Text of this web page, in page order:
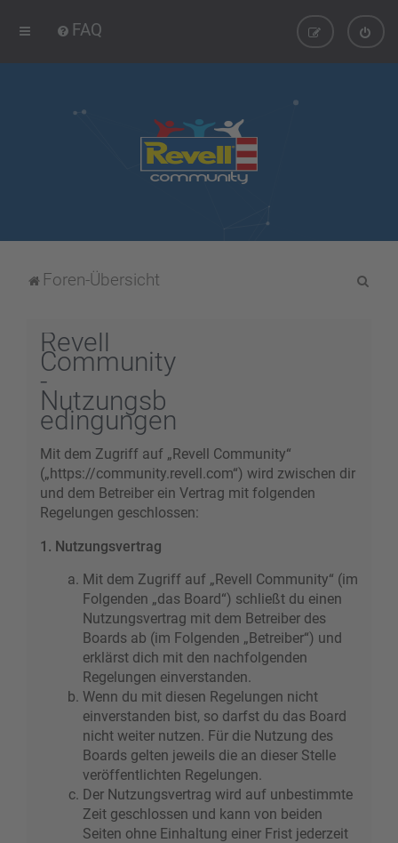
FAQ
Foren-Übersicht
Revell
Community
-
Nutzungsb
edingungen
Mit dem Zugriff auf „Revell Community“
(„https://community.revell.com“) wird zwischen dir
und dem Betreiber ein Vertrag mit folgenden
Regelungen geschlossen:
1. Nutzungsvertrag
Mit dem Zugriff auf „Revell Community“ (im
Folgenden „das Board“) schließt du einen
Nutzungsvertrag mit dem Betreiber des
Boards ab (im Folgenden „Betreiber“) und
erklärst dich mit den nachfolgenden
Regelungen einverstanden.
Wenn du mit diesen Regelungen nicht
einverstanden bist, so darfst du das Board
nicht weiter nutzen. Für die Nutzung des
Boards gelten jeweils die an dieser Stelle
veröffentlichten Regelungen.
Der Nutzungsvertrag wird auf unbestimmte
Zeit geschlossen und kann von beiden
Seiten ohne Einhaltung einer Frist jederzeit